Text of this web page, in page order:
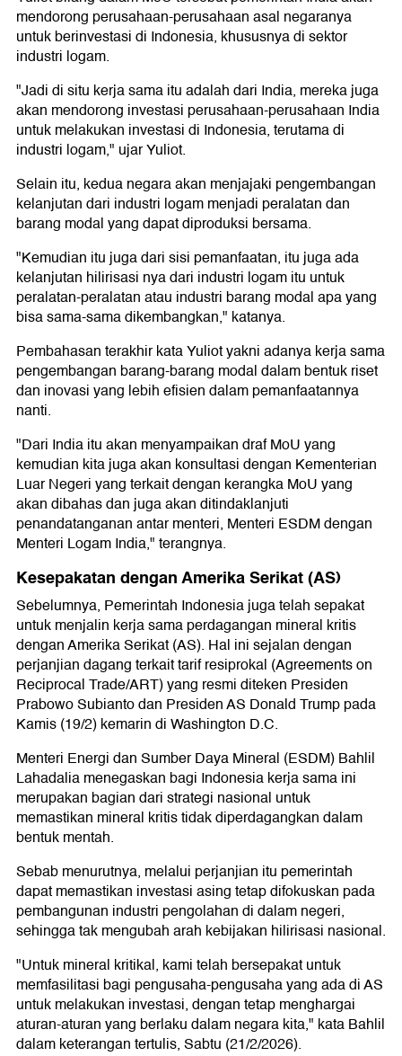
mendorong perusahaan-perusahaan asal negaranya
untuk berinvestasi di Indonesia, khususnya di sektor
industri logam.
"Jadi di situ kerja sama itu adalah dari India, mereka juga
akan mendorong investasi perusahaan-perusahaan India
untuk melakukan investasi di Indonesia, terutama di
industri logam," ujar Yuliot.
Selain itu, kedua negara akan menjajaki pengembangan
kelanjutan dari industri logam menjadi peralatan dan
barang modal yang dapat diproduksi bersama.
"Kemudian itu juga dari sisi pemanfaatan, itu juga ada
kelanjutan hilirisasi nya dari industri logam itu untuk
peralatan-peralatan atau industri barang modal apa yang
bisa sama-sama dikembangkan," katanya.
Pembahasan terakhir kata Yuliot yakni adanya kerja sama
pengembangan barang-barang modal dalam bentuk riset
dan inovasi yang lebih efisien dalam pemanfaatannya
nanti.
"Dari India itu akan menyampaikan draf MoU yang
kemudian kita juga akan konsultasi dengan Kementerian
Luar Negeri yang terkait dengan kerangka MoU yang
akan dibahas dan juga akan ditindaklanjuti
penandatanganan antar menteri, Menteri ESDM dengan
Menteri Logam India," terangnya.
Kesepakatan dengan Amerika Serikat (AS)
Sebelumnya, Pemerintah Indonesia juga telah sepakat
untuk menjalin kerja sama perdagangan mineral kritis
dengan Amerika Serikat (AS). Hal ini sejalan dengan
perjanjian dagang terkait tarif resiprokal (Agreements on
Reciprocal Trade/ART) yang resmi diteken Presiden
Prabowo Subianto dan Presiden AS Donald Trump pada
Kamis (19/2) kemarin di Washington D.C.
Menteri Energi dan Sumber Daya Mineral (ESDM) Bahlil
Lahadalia menegaskan bagi Indonesia kerja sama ini
merupakan bagian dari strategi nasional untuk
memastikan mineral kritis tidak diperdagangkan dalam
bentuk mentah.
Sebab menurutnya, melalui perjanjian itu pemerintah
dapat memastikan investasi asing tetap difokuskan pada
pembangunan industri pengolahan di dalam negeri,
sehingga tak mengubah arah kebijakan hilirisasi nasional.
"Untuk mineral kritikal, kami telah bersepakat untuk
memfasilitasi bagi pengusaha-pengusaha yang ada di AS
untuk melakukan investasi, dengan tetap menghargai
aturan-aturan yang berlaku dalam negara kita," kata Bahlil
dalam keterangan tertulis, Sabtu (21/2/2026).